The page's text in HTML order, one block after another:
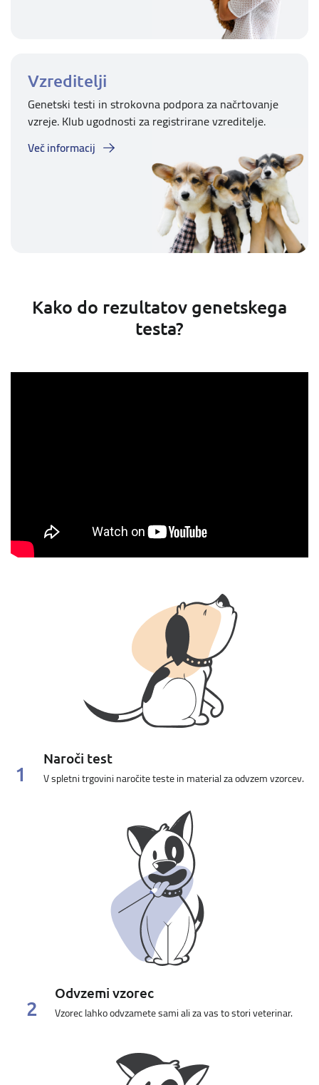
Vzreditelji
Genetski testi in strokovna podpora za načrtovanje
vzreje. Klub ugodnosti za registrirane vzreditelje.
Več informacij
Kako do rezultatov genetskega
testa?
1
Naroči test
V spletni trgovini naročite teste in material za odvzem vzorcev.
2
Odvzemi vzorec
Vzorec lahko odvzamete sami ali za vas to stori veterinar.